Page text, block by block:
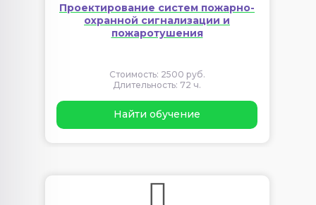
Проектирование систем пожарно-
охранной сигнализации и
пожаротушения
Стоимость: 2500 руб.
Длительность: 72 ч.
Найти обучение